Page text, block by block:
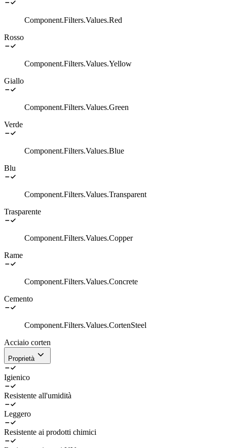
Component.Filters.Values.Red
Rosso
Component.Filters.Values.Yellow
Giallo
Component.Filters.Values.Green
Verde
Component.Filters.Values.Blue
Blu
Component.Filters.Values.Transparent
Trasparente
Component.Filters.Values.Copper
Rame
Component.Filters.Values.Concrete
Cemento
Component.Filters.Values.CortenSteel
Acciaio corten
Proprietà
Igienico
Resistente all'umidità
Leggero
Resistente ai prodotti chimici